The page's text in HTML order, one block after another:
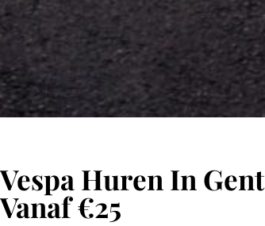
Vespa Huren In Gent
Vanaf €25